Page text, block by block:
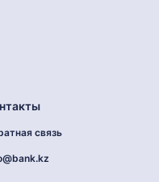
связь